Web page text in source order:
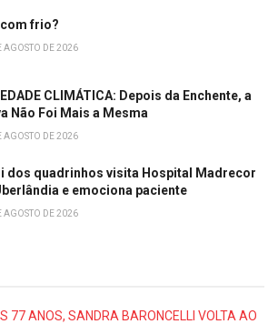
com frio?
AGOSTO DE 2026
CLIMÁTICA: Depois da Enchente, a
Não Foi Mais a Mesma
AGOSTO DE 2026
dos quadrinhos visita Hospital Madrecor
e emociona paciente
AGOSTO DE 2026
77 ANOS, SANDRA BARONCELLI VOLTA AO